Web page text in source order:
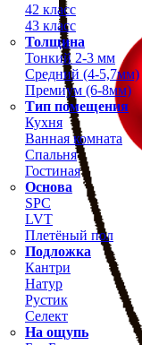
42 класс
43 класс
Толщина
Тонкий 2-3 мм
Средний (4-5,7мм)
Премиум (6-8мм)
Тип помещения
Кухня
Ванная комната
Спальня
Гостиная
Основа
SPC
LVT
Плетёный пол
Подложка
Кантри
Натур
Рустик
Селект
На ощупь